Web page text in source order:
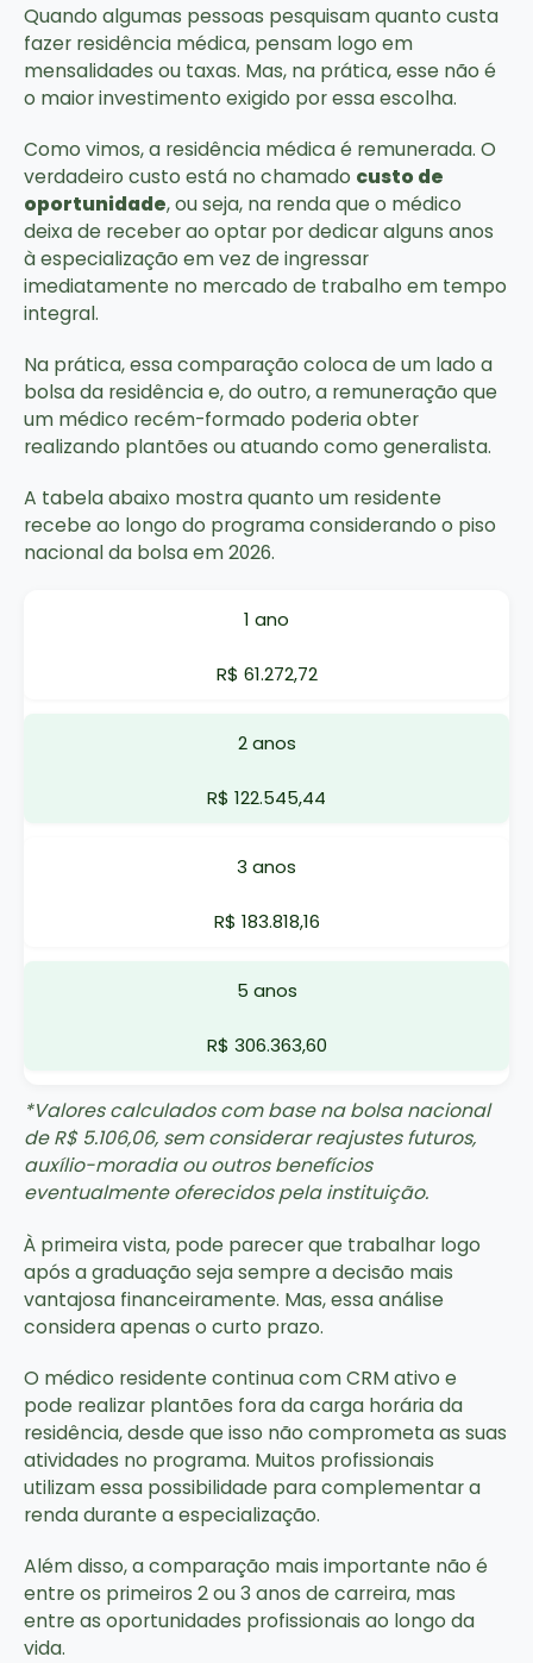
Quando algumas pessoas pesquisam quanto custa
fazer residência médica, pensam logo em
mensalidades ou taxas. Mas, na prática, esse não é
o maior investimento exigido por essa escolha.
Como vimos, a residência médica é remunerada. O
verdadeiro custo está no chamado custo de
oportunidade, ou seja, na renda que o médico
deixa de receber ao optar por dedicar alguns anos
à especialização em vez de ingressar
imediatamente no mercado de trabalho em tempo
integral.
Na prática, essa comparação coloca de um lado a
bolsa da residência e, do outro, a remuneração que
um médico recém-formado poderia obter
realizando plantões ou atuando como generalista.
A tabela abaixo mostra quanto um residente
recebe ao longo do programa considerando o piso
nacional da bolsa em 2026.
1 ano
R$ 61.272,72
2 anos
R$ 122.545,44
3 anos
R$ 183.818,16
5 anos
R$ 306.363,60
*Valores calculados com base na bolsa nacional
de R$ 5.106,06, sem considerar reajustes futuros,
auxílio-moradia ou outros benefícios
eventualmente oferecidos pela instituição.
À primeira vista, pode parecer que trabalhar logo
após a graduação seja sempre a decisão mais
vantajosa financeiramente. Mas, essa análise
considera apenas o curto prazo.
O médico residente continua com CRM ativo e
pode realizar plantões fora da carga horária da
residência, desde que isso não comprometa as suas
atividades no programa. Muitos profissionais
utilizam essa possibilidade para complementar a
renda durante a especialização.
Além disso, a comparação mais importante não é
entre os primeiros 2 ou 3 anos de carreira, mas
entre as oportunidades profissionais ao longo da
vida.